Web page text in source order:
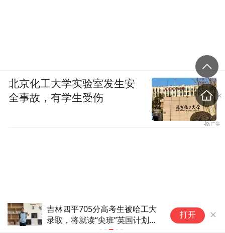
吉林四平705分高考生被哈工大
录取，将就读“尖班”英国计划，
当事人高二时就关注哈工大，称
打开
北京化工大学实验室发生安
全事故，有学生受伤